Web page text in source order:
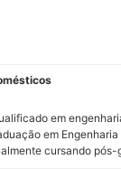
em
em
cursando